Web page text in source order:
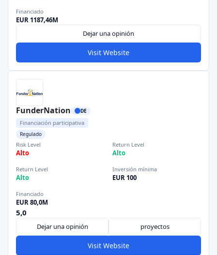
Financiado
EUR 1187,46M
Dejar una opinión
Visit Website
FunderNation DE
Financiación participativa
Regulado
Risk Level
Alto
Return Level
Alto
Return Level
Alto
Inversión mínima
EUR 100
Financiado
EUR 80,0M
5,0
Dejar una opinión proyectos
Visit Website